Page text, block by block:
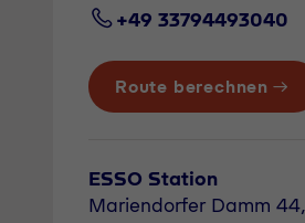
+49 33794493040
Route berechnen
ESSO Station
Mariendorfer Damm